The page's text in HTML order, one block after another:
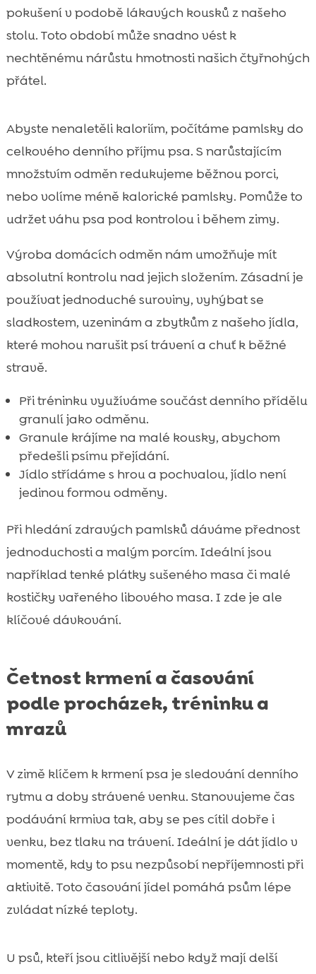
pokušení v podobě lákavých kousků z našeho
stolu. Toto období může snadno vést k
nechtěnému nárůstu hmotnosti našich čtyřnohých
přátel.
Abyste nenaletěli kaloriím, počítáme pamlsky do
celkového denního příjmu psa. S narůstajícím
množstvím odměn redukujeme běžnou porci,
nebo volíme méně kalorické pamlsky. Pomůže to
udržet váhu psa pod kontrolou i během zimy.
Výroba domácích odměn nám umožňuje mít
absolutní kontrolu nad jejich složením. Zásadní je
používat jednoduché suroviny, vyhýbat se
sladkostem, uzeninám a zbytkům z našeho jídla,
které mohou narušit psí trávení a chuť k běžné
stravě.
Při tréninku využíváme součást denního přídělu
granulí jako odměnu.
Granule krájíme na malé kousky, abychom
předešli psímu přejídání.
Jídlo střídáme s hrou a pochvalou, jídlo není
jedinou formou odměny.
Při hledání zdravých pamlsků dáváme přednost
jednoduchosti a malým porcím. Ideální jsou
například tenké plátky sušeného masa či malé
kostičky vařeného libového masa. I zde je ale
klíčové dávkování.
Četnost krmení a časování
podle procházek, tréninku a
mrazů
V zimě klíčem k krmení psa je sledování denního
rytmu a doby strávené venku. Stanovujeme čas
podávání krmiva tak, aby se pes cítil dobře i
venku, bez tlaku na trávení. Ideální je dát jídlo v
momentě, kdy to psu nezpůsobí nepříjemnosti při
aktivitě. Toto časování jídel pomáhá psům lépe
zvládat nízké teploty.
U psů, kteří jsou citlivější nebo když mají delší